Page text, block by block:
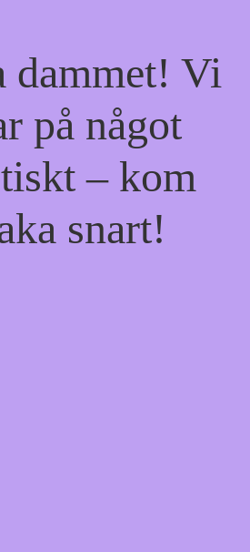
dammet! Vi
på något
– kom
snart!